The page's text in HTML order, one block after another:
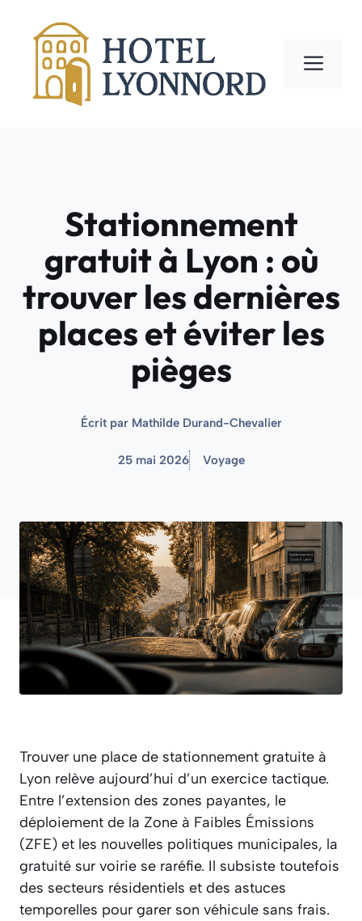
contenu
Stationnement
gratuit à Lyon : où
trouver les dernières
places et éviter les
pièges
Écrit par Mathilde Durand-Chevalier
25 mai 2026 Voyage
Trouver une place de stationnement gratuite à
Lyon relève aujourd’hui d’un exercice tactique.
Entre l’extension des zones payantes, le
déploiement de la Zone à Faibles Émissions
(ZFE) et les nouvelles politiques municipales, la
gratuité sur voirie se raréfie. Il subsiste toutefois
des secteurs résidentiels et des astuces
temporelles pour garer son véhicule sans frais.